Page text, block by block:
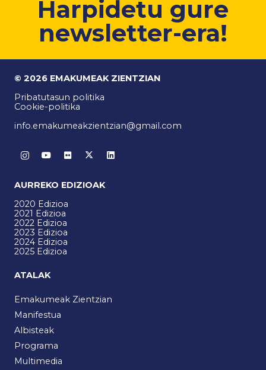
Harpidetu gure
newsletter-era!
© 2026 EMAKUMEAK ZIENTZIAN
Pribatutasun politika
Cookie-politika
info.emakumeakzientzian@gmail.com
AURREKO EDIZIOAK
2020 Edizioa
2021 Edizioa
2022 Edizioa
2023 Edizioa
2024 Edizioa
2025 Edizioa
ATALAK
Emakumeak Zientzian
Manifestua
Albisteak
Programa
Multimedia